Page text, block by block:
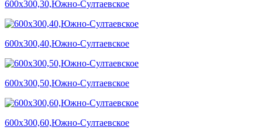
600х300,30,Южно-Султаевское
600х300,40,Южно-Султаевское
600х300,50,Южно-Султаевское
600х300,60,Южно-Султаевское